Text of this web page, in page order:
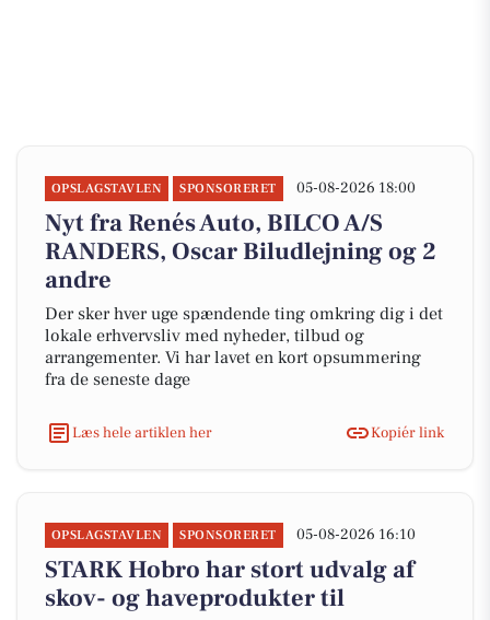
OPSLAGSTAVLEN SPONSORERET 05-08-2026 18:00
Nyt fra Renés Auto, BILCO A/S
RANDERS, Oscar Biludlejning og 2
andre
Der sker hver uge spændende ting omkring dig i det
lokale erhvervsliv med nyheder, tilbud og
arrangementer. Vi har lavet en kort opsummering
fra de seneste dage
Læs hele artiklen her Kopiér link
OPSLAGSTAVLEN SPONSORERET 05-08-2026 16:10
STARK Hobro har stort udvalg af
skov- og haveprodukter til